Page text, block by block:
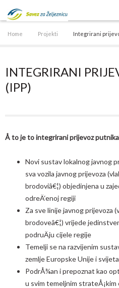
Home Projekti Integrirani
INTEGRIRANI
(IPP)
Å to je to integrirani prijevoz
Novi sustav lokalnog javnog
sva vozila javnog prijevoza
brodoviâ€¦) objedinjena u
odreÄ‘enoj regiji
Za sve linije javnog prijevoza
brodoveâ€¦) vrijede
podruÄju cijele regije
Temelji se na razvijenim
zemlje Europske Unije i svijeta
PodrÅ¾an i prepoznat kao
u svim temeljnim